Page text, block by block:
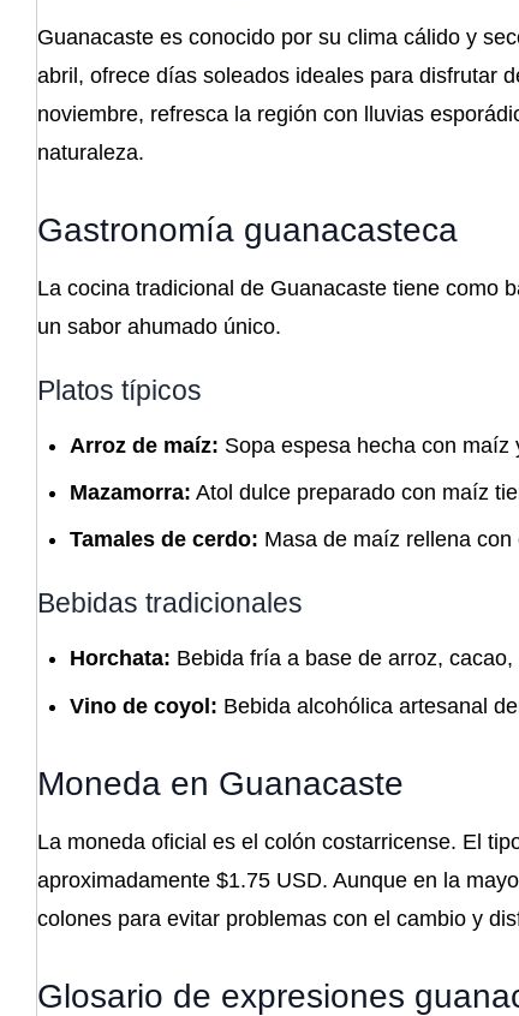
Guanacaste es conocido por su clima cálido y
abril, ofrece días soleados ideales para disfrutar
noviembre, refresca la región con lluvias
naturaleza.
Gastronomía guanacasteca
La cocina tradicional de Guanacaste tiene como
un sabor ahumado único.
Platos típicos
Arroz de maíz: Sopa espesa hecha con
Mazamorra: Atol dulce preparado con maíz
Tamales de cerdo: Masa de maíz rellena
Bebidas tradicionales
Horchata: Bebida fría a base de arroz,
Vino de coyol: Bebida alcohólica artesanal
Moneda en Guanacaste
La moneda oficial es el colón costarricense. El
aproximadamente $1.75 USD. Aunque en la
colones para evitar problemas con el cambio y
Glosario de expresiones